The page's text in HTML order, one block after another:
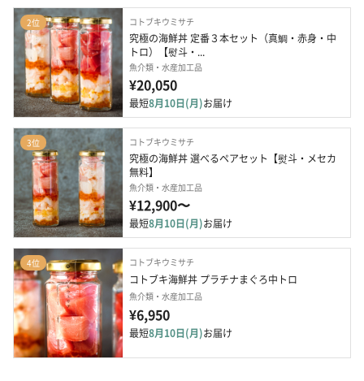
2位 コトブキウミサチ
究極の海鮮丼 定番３本セット（真鯛・赤身・中
トロ）【熨斗・...
魚介類・水産加工品
¥20,050
最短8月10日(月)お届け
3位 コトブキウミサチ
究極の海鮮丼 選べるペアセット【熨斗・メセカ
無料】
魚介類・水産加工品
¥12,900〜
最短8月10日(月)お届け
4位 コトブキウミサチ
コトブキ海鮮丼 プラチナまぐろ中トロ
魚介類・水産加工品
¥6,950
最短8月10日(月)お届け